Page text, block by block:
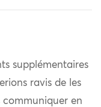
supplémentaires
ravis de les
communiquer en